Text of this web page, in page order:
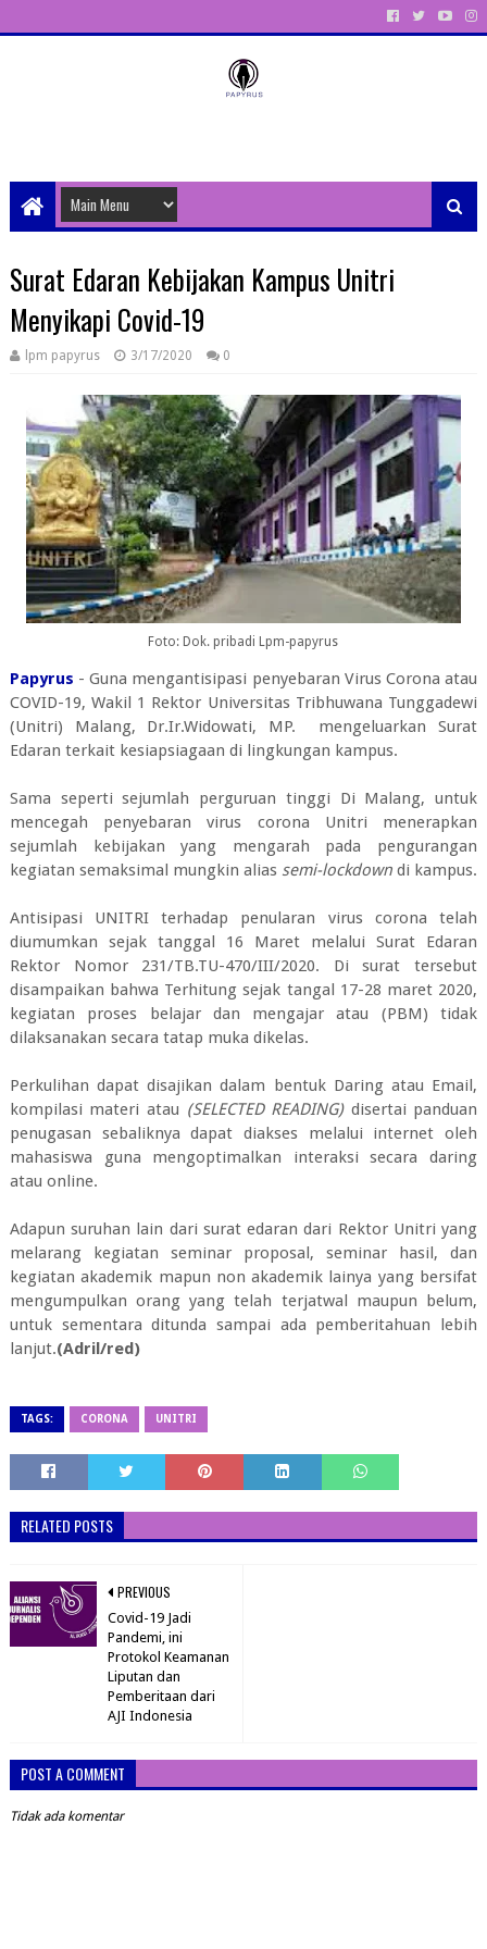
Surat Edaran Kebijakan Kampus Unitri
Menyikapi Covid-19
lpm papyrus 3/17/2020 0
Foto: Dok. pribadi Lpm-papyrus
Papyrus - Guna mengantisipasi penyebaran Virus Corona atau
COVID-19, Wakil 1 Rektor Universitas Tribhuwana Tunggadewi
(Unitri) Malang, Dr.Ir.Widowati, MP. mengeluarkan Surat
Edaran terkait kesiapsiagaan di lingkungan kampus.
Sama seperti sejumlah perguruan tinggi Di Malang, untuk
mencegah penyebaran virus corona Unitri menerapkan
sejumlah kebijakan yang mengarah pada pengurangan
kegiatan semaksimal mungkin alias semi-lockdowndi kampus.
Antisipasi UNITRI terhadap penularan virus corona telah
diumumkan sejak tanggal 16 Maret melalui Surat Edaran
Rektor Nomor 231/TB.TU-470/III/2020. Di surat tersebut
disampaikan bahwa Terhitung sejak tangal 17-28 maret 2020,
kegiatan proses belajar dan mengajar atau (PBM) tidak
dilaksanakan secara tatap muka dikelas.
Perkulihan dapat disajikan dalam bentuk Daring atau Email,
kompilasi materi atau (SELECTED READING)disertai panduan
penugasan sebaliknya dapat diakses melalui internet oleh
mahasiswa guna mengoptimalkan interaksi secara daring
atau online.
Adapun suruhan lain dari surat edaran dari Rektor Unitri yang
melarang kegiatan seminar proposal, seminar hasil, dan
kegiatan akademik mapun non akademik lainya yang bersifat
mengumpulkan orang yang telah terjatwal maupun belum,
untuk sementara ditunda sampai ada pemberitahuan lebih
lanjut.(Adril/red)
TAGS: CORONA UNITRI
RELATED POSTS
PREVIOUS
Covid-19 Jadi
Pandemi, ini
Protokol Keamanan
Liputan dan
Pemberitaan dari
AJI Indonesia
POST A COMMENT
Tidak ada komentar